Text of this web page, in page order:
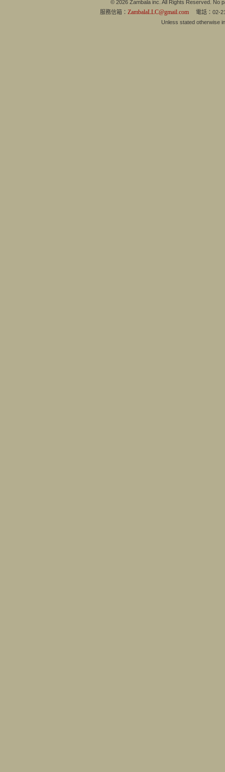
© 2026 Zambala inc. All Rights Reserved. No
服務信箱： ZambalaLLC@gmail.com 電話：02-
Unless stated